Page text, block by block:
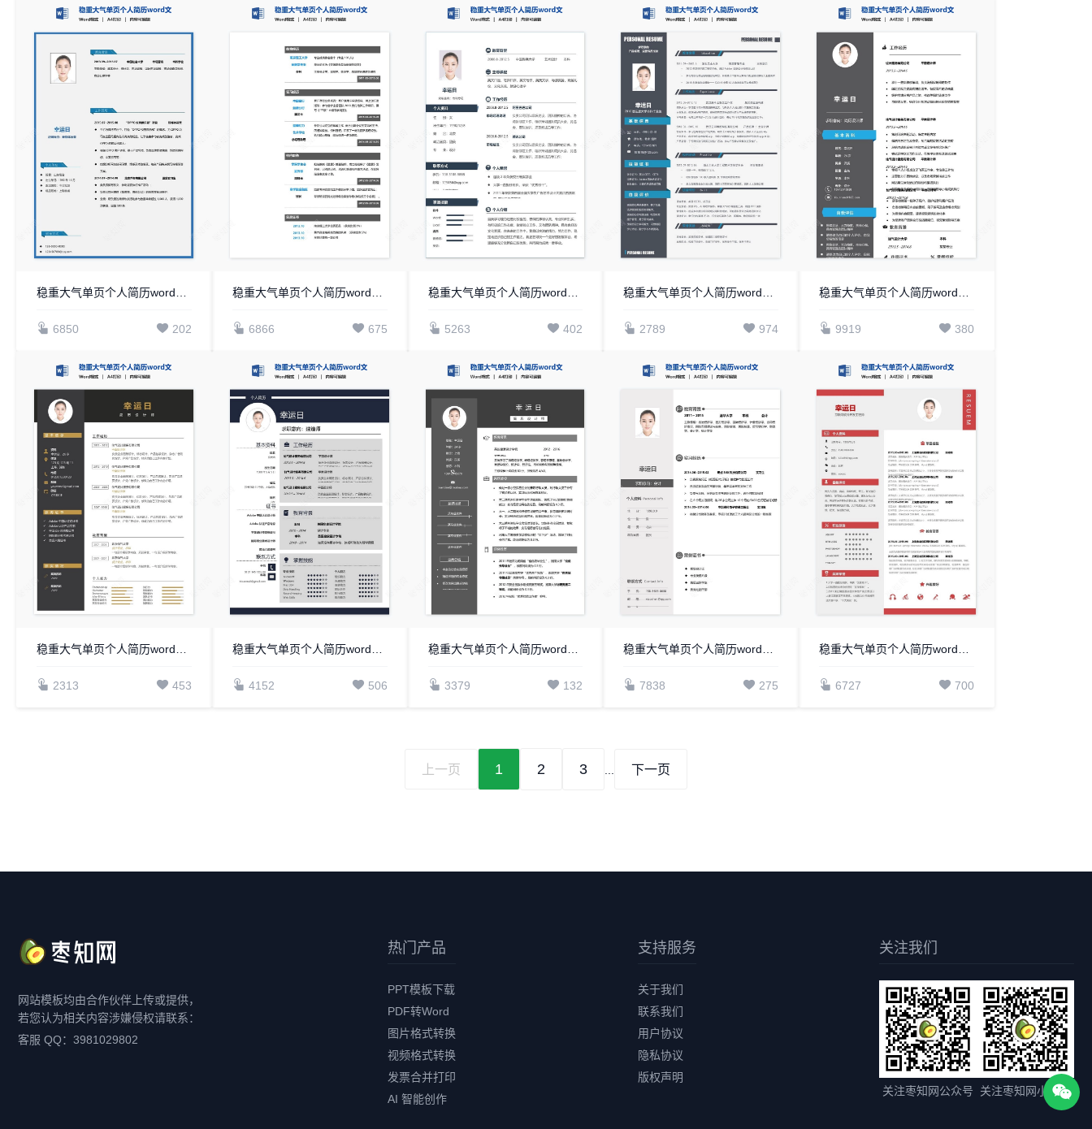
6850 202 6866 675 5263 402 2789 974 9919 380
2313 453 4152 506 3379 132 7838 275 6727 700
上一页 1 2 3 下一页
网站模板均由合作伙伴上传或提供，
若您认为相关内容涉嫌侵权请联系：
客服 QQ：3981029802
热门产品
PPT模板下载
PDF转Word
图片格式转换
视频格式转换
发票合并打印
AI 智能创作
支持服务
关于我们
联系我们
用户协议
隐私协议
版权声明
关注我们
关注枣知网公众号 关注枣知网小程序